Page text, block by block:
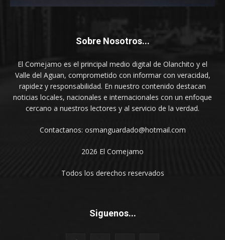
Sobre Nosotros...
El Comejamo es el principal medio digital de Olanchito y el
Valle del Aguan, comprometido con informar con veracidad,
rapidez y responsabilidad. En nuestro contenido destacan
noticias locales, nacionales e internacionales con un enfoque
cercano a nuestros lectores y al servicio de la verdad.
Contactanos: osmanguardado@hotmail.com
2026 El Comejamo
Todos los derechos reservados
Siguenos...